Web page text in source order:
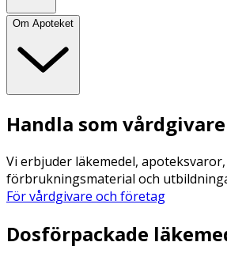
Om Apoteket
Handla som
Vi erbjuder läkemedel, apoteksvaror,
förbrukningsmaterial och
För vårdgivare och företag
Dosförpackade